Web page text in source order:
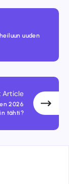
uuden
Article
2026
tähti?